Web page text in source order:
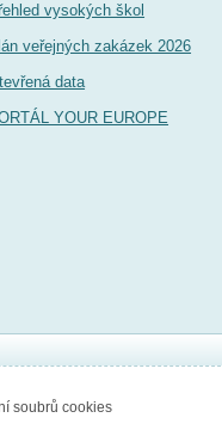
vysokých škol
veřejných zakázek 2026
data
YOUR EUROPE
soubrů cookies